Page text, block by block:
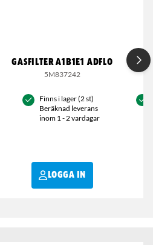
GASFILTER A1B1E1 ADFLO
5M837242
Finns i lager (2 st)
Beräknad leverans
inom 1 - 2 vardagar
LOGGA IN